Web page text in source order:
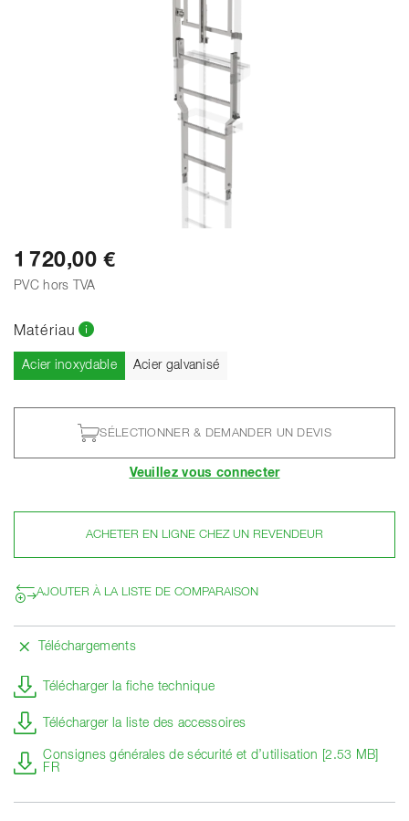
1 720,00 €
PVC hors TVA
Matériau
Acier inoxydableActuelAcier galvanisé
SÉLECTIONNER & DEMANDER UN DEVIS
Veuillez vous connecter
ACHETER EN LIGNE CHEZ UN REVENDEUR
AJOUTER À LA LISTE DE COMPARAISON
Téléchargements
Télécharger la fiche technique
Télécharger la liste des accessoires
Consignes générales de sécurité et d’utilisation [2.53 MB]
FR